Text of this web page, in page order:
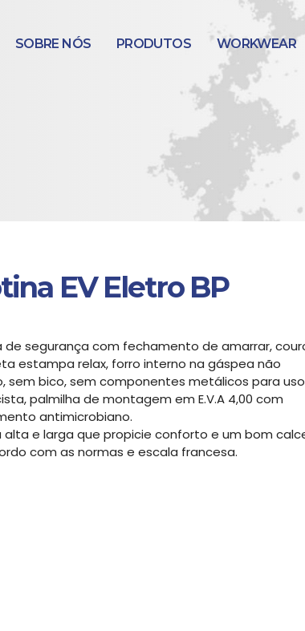
SOBRE NÓS PRODUTOS WORKWEAR
EV Eletro BP
de segurança com fechamento de amarrar,
estampa relax, forro interno na gáspea não
sem bico, sem componentes metálicos para uso
palmilha de montagem em E.V.A 4,00 com
antimicrobiano.
alta e larga que propicie conforto e um bom
com as normas e escala francesa.